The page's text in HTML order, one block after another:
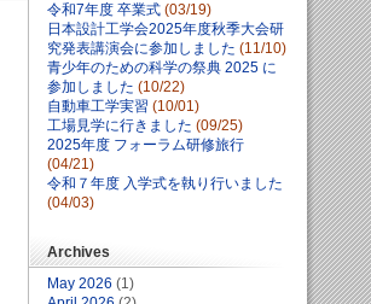
令和7年度 卒業式 (03/19)
日本設計工学会2025年度秋季大会研
究発表講演会に参加しました (11/10)
青少年のための科学の祭典 2025 に
参加しました (10/22)
自動車工学実習 (10/01)
工場見学に行きました (09/25)
2025年度 フォーラム研修旅行
(04/21)
令和７年度 入学式を執り行いました
(04/03)
Archives
May 2026 (1)